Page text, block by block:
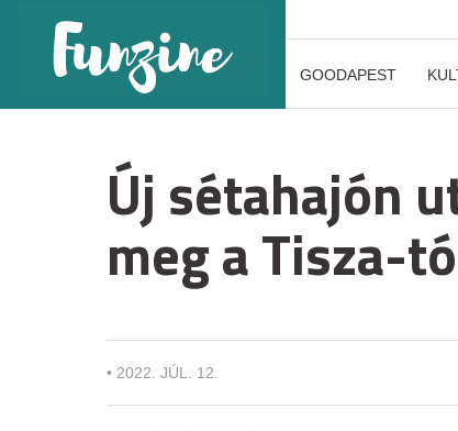
GOODAPEST
Új sétahajón
meg a Tisza-
• 2022. JÚL. 12.